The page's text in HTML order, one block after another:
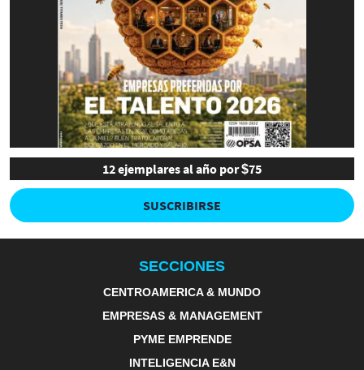
12 ejemplares al año por $75
SUSCRIBIRSE
SECCIONES
CENTROAMERICA & MUNDO
EMPRESAS & MANAGEMENT
PYME EMPRENDE
INTELIGENCIA E&N